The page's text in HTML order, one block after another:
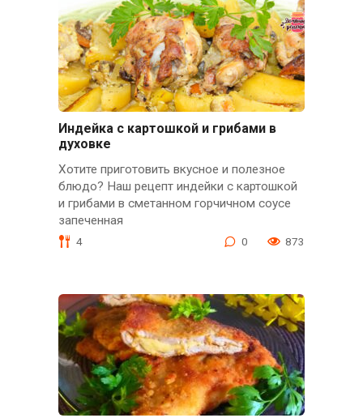
Индейка с картошкой и грибами в
духовке
Хотите приготовить вкусное и полезное
блюдо? Наш рецепт индейки с картошкой
и грибами в сметанном горчичном соусе
запеченная
4 0 873